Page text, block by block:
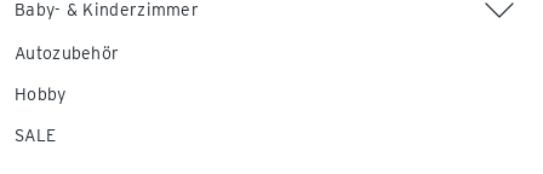
Baby- & Kinderzimmer
Autozubehör
Hobby
SALE